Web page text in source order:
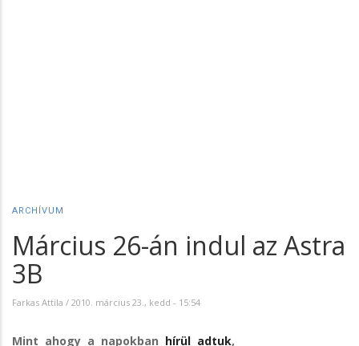
ARCHÍVUM
Március 26-án indul az Astra
3B
Farkas Attila / 2010. március 23., kedd - 15:54
Mint ahogy a napokban hírül adtuk,